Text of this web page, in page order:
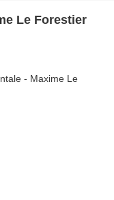
Le Forestier